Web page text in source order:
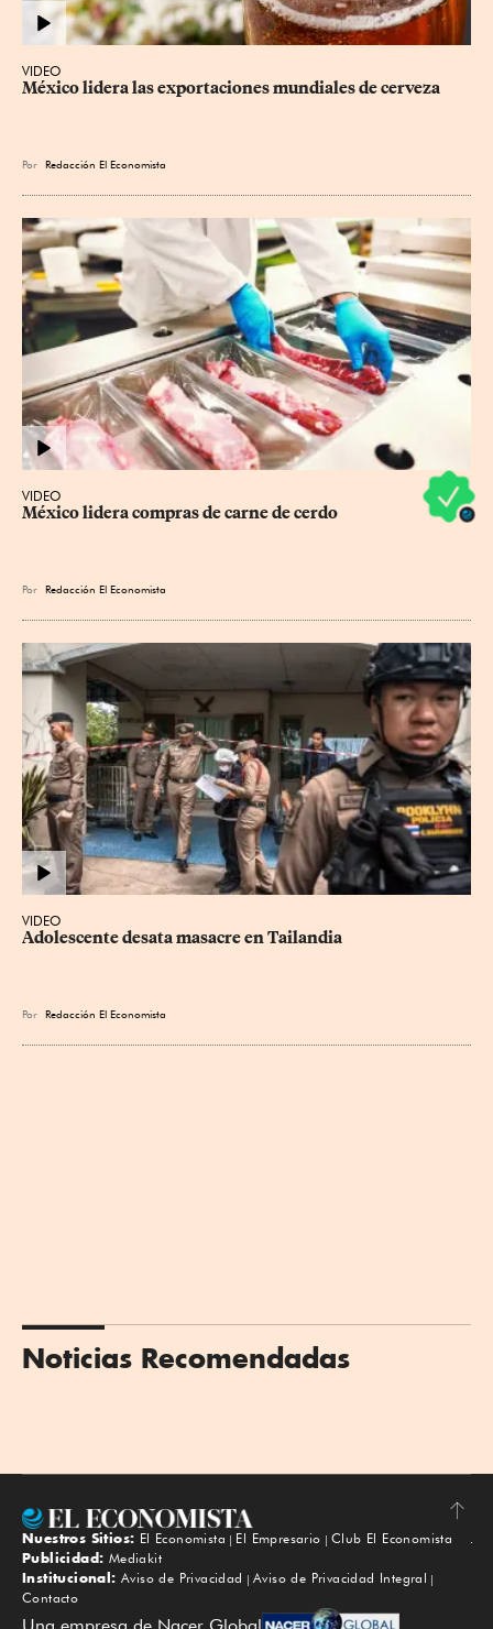
VIDEO
México lidera las exportaciones mundiales de cerveza
Por Redacción El Economista
VIDEO
México lidera compras de carne de cerdo
Por Redacción El Economista
VIDEO
Adolescente desata masacre en Tailandia
Por Redacción El Economista
Noticias Recomendadas
Subir
Nuestros Sitios: El Economista El Empresario
Club El Economista
Publicidad: Mediakit
Institucional: Aviso de Privacidad
Aviso de Privacidad Integral
Contacto